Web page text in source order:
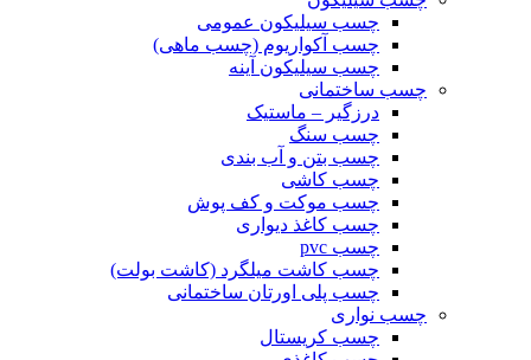
چسب سیلیکون عمومی
چسب آکواریوم (چسب ماهی)
چسب سیلیکون آینه
چسب ساختمانی
درزگیر – ماستیک
چسب سنگ
چسب بتن و آب بندی
چسب کاشی
چسب موکت و کف پوش
چسب کاغذ دیواری
چسب pvc
چسب کاشت میلگرد (کاشت بولت)
چسب پلی اورتان ساختمانی
چسب نواری
چسب کریستال